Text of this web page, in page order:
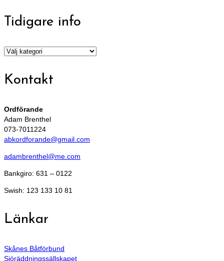
Tidigare info
Tidigare
Kontakt
Ordförande
Adam Brenthel
073-7011224
abkordforande@gmail.com
adambrenthel@me.com
Bankgiro: 631 – 0122
Swish: 123 133 10 81
Länkar
Skånes Båtförbund
Sjöräddningssällskapet